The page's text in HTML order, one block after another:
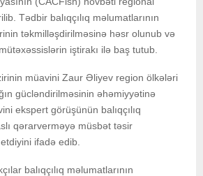
Tədbir balıqçılıq məlumatlarının
təkmilləşdirilməsinə həsr olunub və
iştirakı ilə baş tutub.
müavini Zaur Əliyev region ölkələri
gücləndirilməsinin əhəmiyyətinə
ekspert görüşünün balıqçılıq
qərarverməyə müsbət təsir
ifadə edib.
balıqçılıq məlumatlarının